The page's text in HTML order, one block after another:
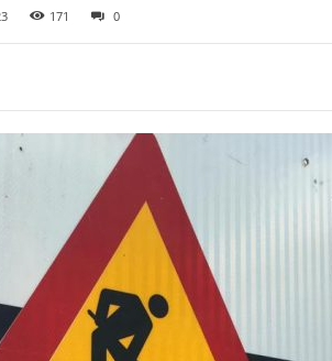
171 0